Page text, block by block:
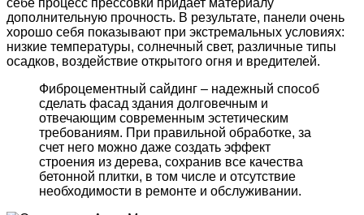
себе процесс прессовки придает материалу
дополнительную прочность. В результате, панели очень
хорошо себя показывают при экстремальных условиях:
низкие температуры, солнечный свет, различные типы
осадков, воздействие открытого огня и вредителей.
Фиброцементный сайдинг – надежный способ
сделать фасад здания долговечным и
отвечающим современным эстетическим
требованиям. При правильной обработке, за
счет него можно даже создать эффект
строения из дерева, сохранив все качества
бетонной плитки, в том числе и отсутствие
необходимости в ремонте и обслуживании.